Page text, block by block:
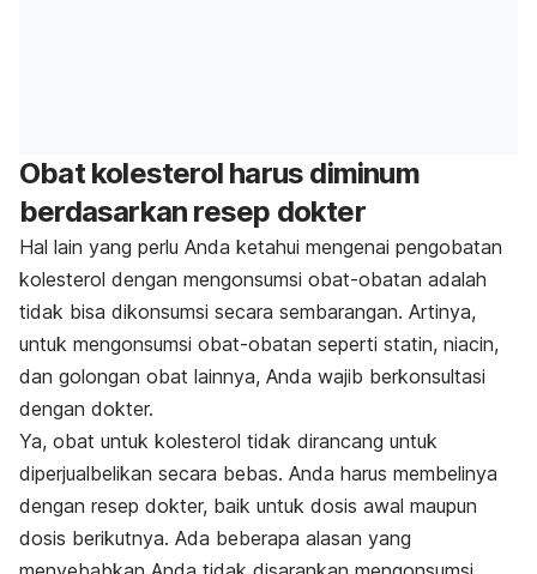
Obat kolesterol harus diminum
berdasarkan resep dokter
Hal lain yang perlu Anda ketahui mengenai pengobatan
kolesterol dengan mengonsumsi obat-obatan adalah
tidak bisa dikonsumsi secara sembarangan. Artinya,
untuk mengonsumsi obat-obatan seperti statin, niacin,
dan golongan obat lainnya, Anda wajib berkonsultasi
dengan dokter.
Ya, obat untuk kolesterol tidak dirancang untuk
diperjualbelikan secara bebas. Anda harus membelinya
dengan resep dokter, baik untuk dosis awal maupun
dosis berikutnya. Ada beberapa alasan yang